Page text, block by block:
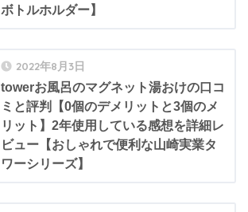
ボトルホルダー】
2022年8月3日
towerお風呂のマグネット湯おけの口コ
ミと評判【0個のデメリットと3個のメ
リット】2年使用している感想を詳細レ
ビュー【おしゃれで便利な山崎実業タ
ワーシリーズ】